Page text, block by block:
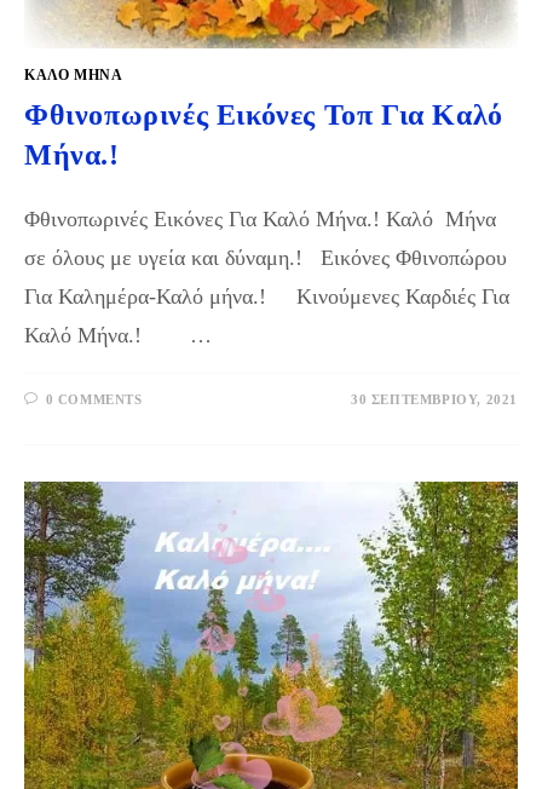
ΚΑΛΟ ΜΗΝΑ
Φθινοπωρινές Εικόνες Τοπ Για Καλό
Μήνα.!
Φθινοπωρινές Εικόνες Για Καλό Μήνα.! Καλό Μήνα
σε όλους με υγεία και δύναμη.! Εικόνες Φθινοπώρου
Για Καλημέρα-Καλό μήνα.! Κινούμενες Καρδιές Για
Καλό Μήνα.! …
0 COMMENTS 30 ΣΕΠΤΕΜΒΡΊΟΥ, 2021